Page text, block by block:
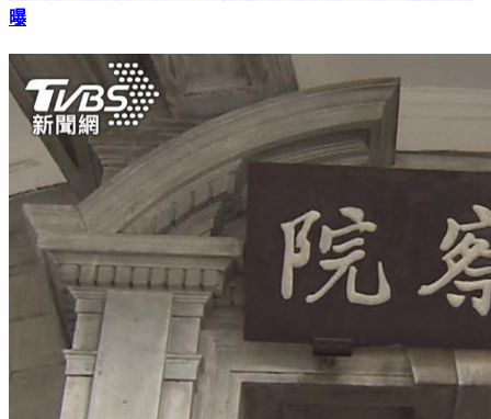
坐庫克、馬斯克中間！「神秘陸女」身家破5千億 超狂身分